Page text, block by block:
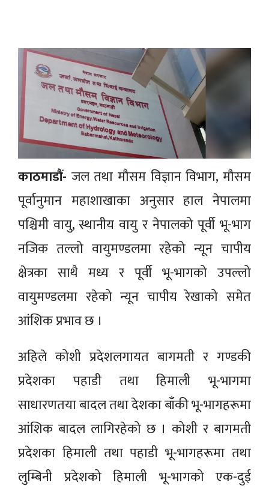
काठमाडौं- जल तथा मौसम विज्ञान विभाग, मौसम
पूर्वानुमान महाशाखाका अनुसार हाल नेपालमा
पश्चिमी वायु, स्थानीय वायु र नेपालको पूर्वी भू-भाग
नजिक तल्लो वायुमण्डलमा रहेको न्यून चापीय
क्षेत्रका साथै मध्य र पूर्वी भू-भागको उपल्लो
वायुमण्डलमा रहेको न्यून चापीय रेखाको समेत
आंशिक प्रभाव छ ।
अहिले कोशी प्रदेशलगायत बागमती र गण्डकी
प्रदेशका पहाडी तथा हिमाली भू-भागमा
साधारणतया बादल तथा देशका बाँकी भू-भागहरूमा
आंशिक बादल लागिरहेको छ । कोशी र बागमती
प्रदेशका हिमाली तथा पहाडी भू-भागहरूमा तथा
लुम्बिनी प्रदेशको हिमाली भू-भागको एक-दुई